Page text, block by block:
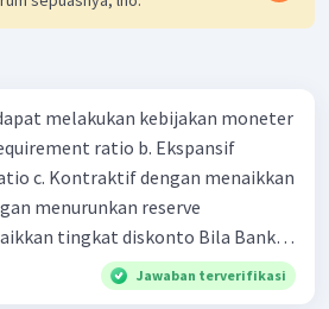
Rp 500.000
melakukan kebijakan moneter
ratio b. Ekspansif
c. Kontraktif dengan menaikkan
menurunkan reserve
tingkat diskonto Bila Bank
ceteris paribus maka .... a.
uang beredar (penawaran
Jawaban terverifikasi